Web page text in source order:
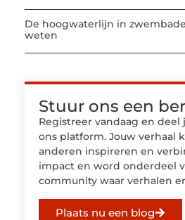
De hoogwaterlijn in
weten
Stuur ons een
Registreer vandaag en deel
ons platform. Jouw verhaal
anderen inspireren en
impact en word onderdeel
community waar verhalen
Plaats nu een blog